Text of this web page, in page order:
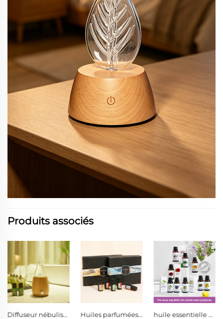
Produits associés
Diffuseur nébulisant sans eau en verre conique avec commande à molette unique et lampe d'ambiance LED chaude Huiles parfumées variées aux senteurs florales et fraîches, purifiantes pour l’air et apaisantes pour réduire le stress dans chaque pièce de votre vie huile essentielle aromathérapique naturelle de 30 ml pour diffuseur et voiture